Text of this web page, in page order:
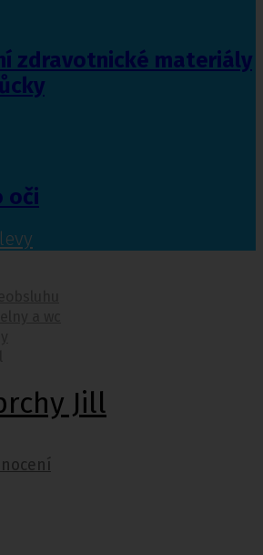
zdravotnické materiály
oči
Jill